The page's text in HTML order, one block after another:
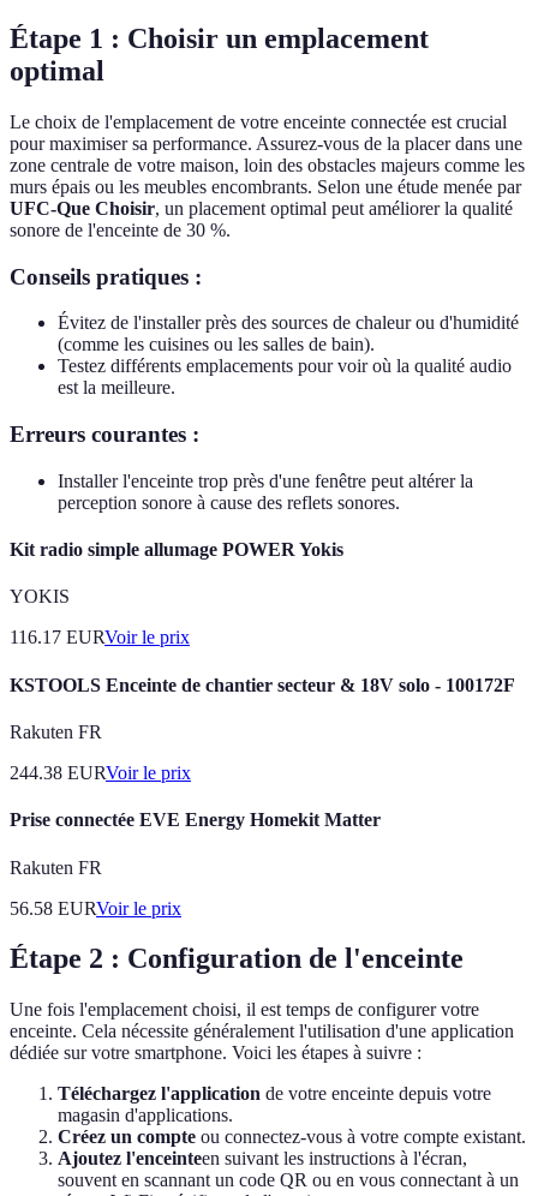
Étape 1 : Choisir un emplacement
optimal
Le choix de l'emplacement de votre enceinte connectée est crucial
pour maximiser sa performance. Assurez-vous de la placer dans une
zone centrale de votre maison, loin des obstacles majeurs comme les
murs épais ou les meubles encombrants. Selon une étude menée par
UFC-Que Choisir, un placement optimal peut améliorer la qualité
sonore de l'enceinte de 30 %.
Conseils pratiques :
Évitez de l'installer près des sources de chaleur ou d'humidité
(comme les cuisines ou les salles de bain).
Testez différents emplacements pour voir où la qualité audio
est la meilleure.
Erreurs courantes :
Installer l'enceinte trop près d'une fenêtre peut altérer la
perception sonore à cause des reflets sonores.
Kit radio simple allumage POWER Yokis
YOKIS
116.17 EURVoir le prix
KSTOOLS Enceinte de chantier secteur & 18V solo - 100172F
Rakuten FR
244.38 EURVoir le prix
Prise connectée EVE Energy Homekit Matter
Rakuten FR
56.58 EURVoir le prix
Étape 2 : Configuration de l'enceinte
Une fois l'emplacement choisi, il est temps de configurer votre
enceinte. Cela nécessite généralement l'utilisation d'une application
dédiée sur votre smartphone. Voici les étapes à suivre :
Téléchargez l'application de votre enceinte depuis votre
magasin d'applications.
Créez un compte ou connectez-vous à votre compte existant.
Ajoutez l'enceinteen suivant les instructions à l'écran,
souvent en scannant un code QR ou en vous connectant à un